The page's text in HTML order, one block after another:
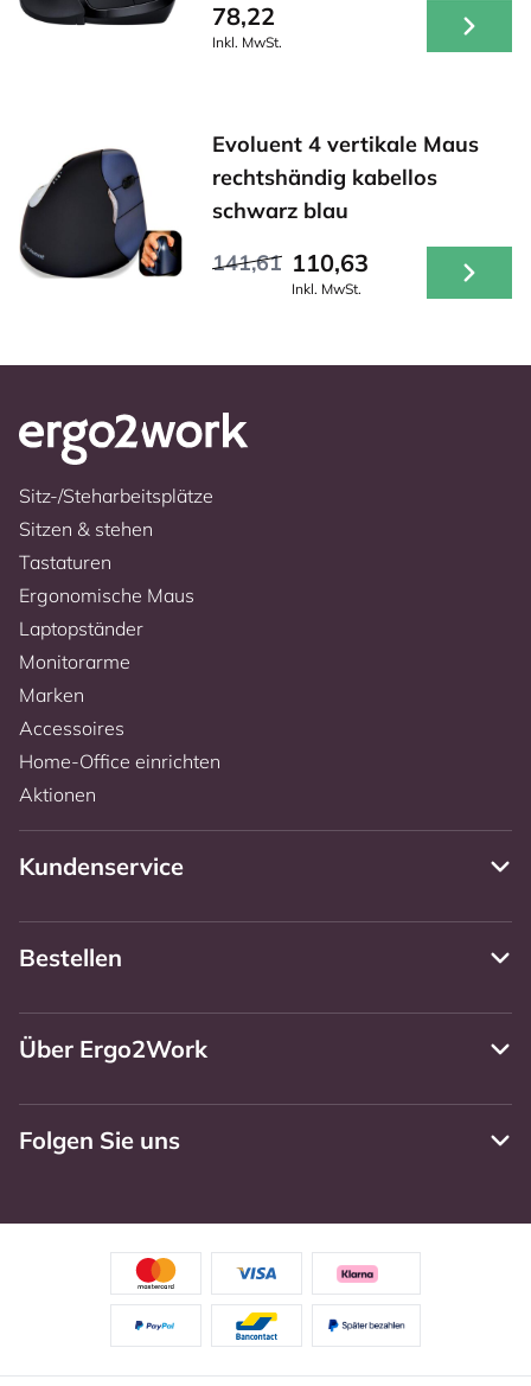
78,22
Inkl. MwSt.
Evoluent 4 vertikale Maus
rechtshändig kabellos
schwarz blau
141,61 110,63
Inkl. MwSt.
Sitz-/Steharbeitsplätze
Sitzen & stehen
Tastaturen
Ergonomische Maus
Laptopständer
Monitorarme
Marken
Accessoires
Home-Office einrichten
Aktionen
Kundenservice
Bestellen
Über Ergo2Work
Folgen Sie uns